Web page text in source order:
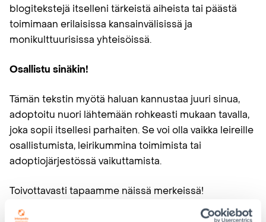
blogitekstejä itselleni tärkeistä aiheista tai päästä
toimimaan erilaisissa kansainvälisissä ja
monikulttuurisissa yhteisöissä.
Osallistu sinäkin!
Tämän tekstin myötä haluan kannustaa juuri sinua,
adoptoitu nuori lähtemään rohkeasti mukaan tavalla,
joka sopii itsellesi parhaiten. Se voi olla vaikka leireille
osallistumista, leirikummina toimimista tai
adoptiojärjestössä vaikuttamista.
Toivottavasti tapaamme näissä merkeissä!